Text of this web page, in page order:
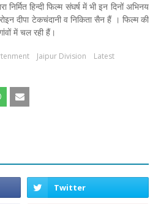
निर्मित हिन्दी फिल्म संघर्ष में भी इन दिनों अभिनय
दीपा टेकचंदानी व निकिता सैन हैं । फिल्म की
में चल रही हैं।
Jaipur Division
Latest